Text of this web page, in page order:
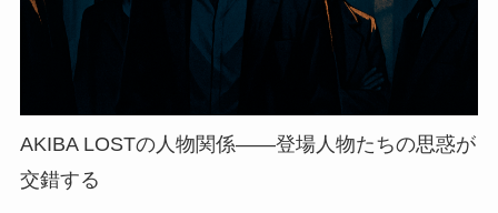
AKIBA LOSTの人物関係——登場人物たちの思惑が
交錯する